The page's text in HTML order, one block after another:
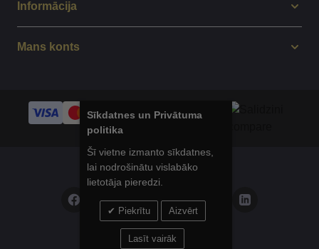
Informācija
Mans konts
© 2014 - 2025 Balticsport.lv
Privātuma politika
Sīkdatnes un Privātuma
politika
Šī vietne izmanto sīkdatnes,
lai nodrošinātu vislabāko
lietotāja pieredzi.
Piekrītu Aizvērt
Lasīt vairāk